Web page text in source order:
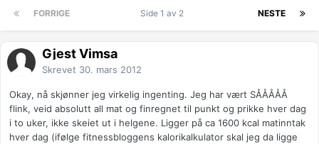
FORRIGE NESTE
Side 1 av 2
Gjest Vimsa
Skrevet 30. mars 2012
Okay, nå skjønner jeg virkelig ingenting. Jeg har vært SÅÅÅÅÅ
flink, veid absolutt all mat og finregnet til punkt og prikke hver dag
i to uker, ikke skeiet ut i helgene. Ligger på ca 1600 kcal matinntak
hver dag (ifølge fitnessbloggens kalorikalkulator skal jeg da ligge